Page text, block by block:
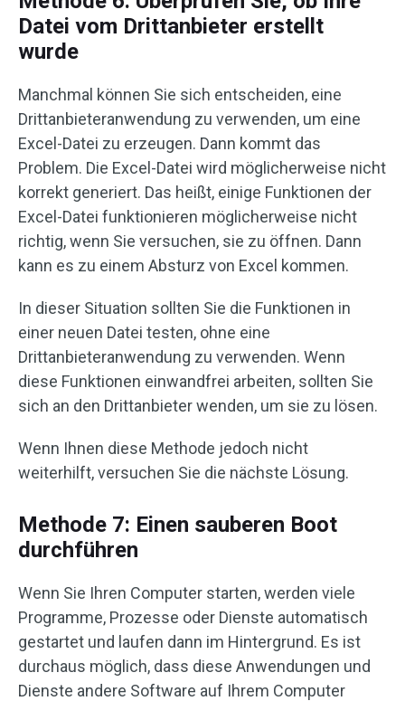
Datei vom Drittanbieter erstellt
wurde
Manchmal können Sie sich entscheiden, eine
Drittanbieteranwendung zu verwenden, um eine
Excel-Datei zu erzeugen. Dann kommt das
Problem. Die Excel-Datei wird möglicherweise nicht
korrekt generiert. Das heißt, einige Funktionen der
Excel-Datei funktionieren möglicherweise nicht
richtig, wenn Sie versuchen, sie zu öffnen. Dann
kann es zu einem Absturz von Excel kommen.
In dieser Situation sollten Sie die Funktionen in
einer neuen Datei testen, ohne eine
Drittanbieteranwendung zu verwenden. Wenn
diese Funktionen einwandfrei arbeiten, sollten Sie
sich an den Drittanbieter wenden, um sie zu lösen.
Wenn Ihnen diese Methode jedoch nicht
weiterhilft, versuchen Sie die nächste Lösung.
Methode 7: Einen sauberen Boot
durchführen
Wenn Sie Ihren Computer starten, werden viele
Programme, Prozesse oder Dienste automatisch
gestartet und laufen dann im Hintergrund. Es ist
durchaus möglich, dass diese Anwendungen und
Dienste andere Software auf Ihrem Computer